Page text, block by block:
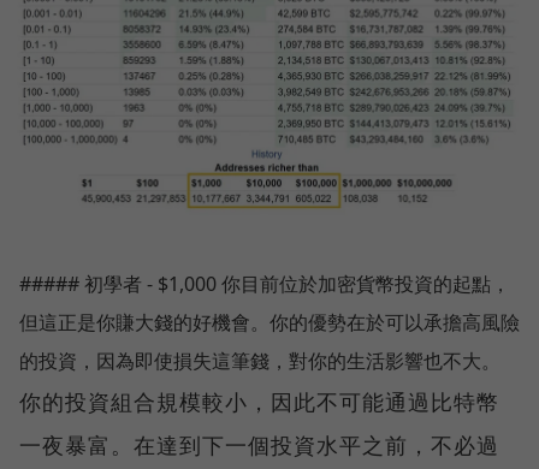
##### 初學者 - $1,000 你目前位於加密貨幣投資的起點，
但這正是你賺大錢的好機會。你的優勢在於可以承擔高風險
的投資，因為即使損失這筆錢，對你的生活影響也不大。
你的投資組合規模較小，因此不可能通過比特幣
一夜暴富。在達到下一個投資水平之前，不必過